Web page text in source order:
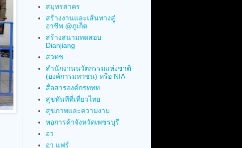
สมุทรสาคร
สร้างงานและเส้นทางสู่
อาชีพ @ภูเก็ต
สร้างสนามทดสอบ
Dianjiang
สวทช
สำนักงานนวัตกรรมแห่งชาติ
(องค์การมหาชน) หรือ NIA
สื่อสารองค์กรททท
สุขทันทีที่เที่ยวไทย
สุขภาพและความงาม
หอการค้าจังหวัดเพชรบุรี
อว
อว แฟร์